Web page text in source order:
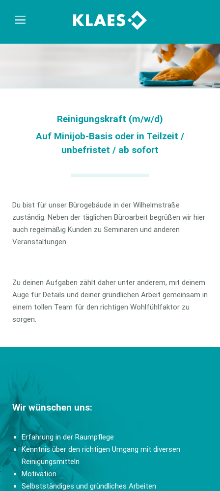
Reinigungskraft (m/w/d)
Auf Minijob-Basis oder in Teilzeit /
unbefristet / ab sofort
Du bist für unser Bürogebäude in der Wilhelmstraße
zuständig. Neben der täglichen Büroarbeit begrüßen wir hier
auch regelmäßig Kunden zu Seminaren und anderen
Veranstaltungen.
Zu deinen Aufgaben zählt daher unter anderem, mit deinem
Auge für Details und deiner gründlichen Arbeit gemeinsam in
einem tollen Team für den richtigen Wohlfühlfaktor zu
sorgen.
Wir wünschen uns:
Erfahrung in der Raumpflege
Kenntnis über den richtigen Umgang mit diversen
Reinigungsmitteln
Motivation
Selbstständiges und gründliches Arbeiten